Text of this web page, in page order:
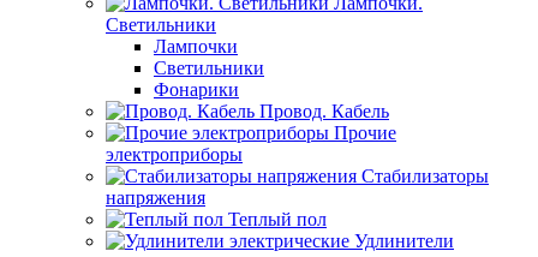
Светильники
Лампочки
Светильники
Фонарики
Провод. Кабель
Прочие
электроприборы
Стабилизаторы
напряжения
Теплый пол
Удлинители